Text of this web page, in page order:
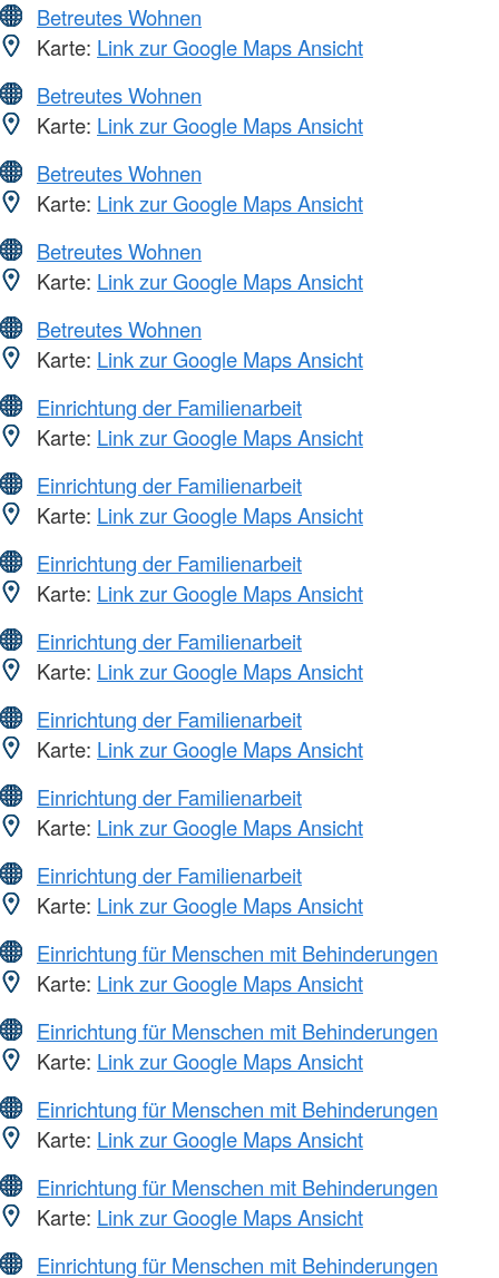
Betreutes Wohnen
Karte: Link zur Google Maps Ansicht
Betreutes Wohnen
Karte: Link zur Google Maps Ansicht
Betreutes Wohnen
Karte: Link zur Google Maps Ansicht
Betreutes Wohnen
Karte: Link zur Google Maps Ansicht
Betreutes Wohnen
Karte: Link zur Google Maps Ansicht
Einrichtung der Familienarbeit
Karte: Link zur Google Maps Ansicht
Einrichtung der Familienarbeit
Karte: Link zur Google Maps Ansicht
Einrichtung der Familienarbeit
Karte: Link zur Google Maps Ansicht
Einrichtung der Familienarbeit
Karte: Link zur Google Maps Ansicht
Einrichtung der Familienarbeit
Karte: Link zur Google Maps Ansicht
Einrichtung der Familienarbeit
Karte: Link zur Google Maps Ansicht
Einrichtung der Familienarbeit
Karte: Link zur Google Maps Ansicht
Einrichtung für Menschen mit Behinderungen
Karte: Link zur Google Maps Ansicht
Einrichtung für Menschen mit Behinderungen
Karte: Link zur Google Maps Ansicht
Einrichtung für Menschen mit Behinderungen
Karte: Link zur Google Maps Ansicht
Einrichtung für Menschen mit Behinderungen
Karte: Link zur Google Maps Ansicht
Einrichtung für Menschen mit Behinderungen